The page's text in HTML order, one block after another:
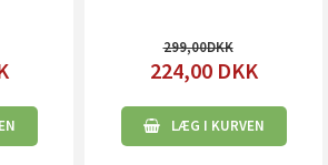
299,00
224,00 DKK
LÆG I KURVEN